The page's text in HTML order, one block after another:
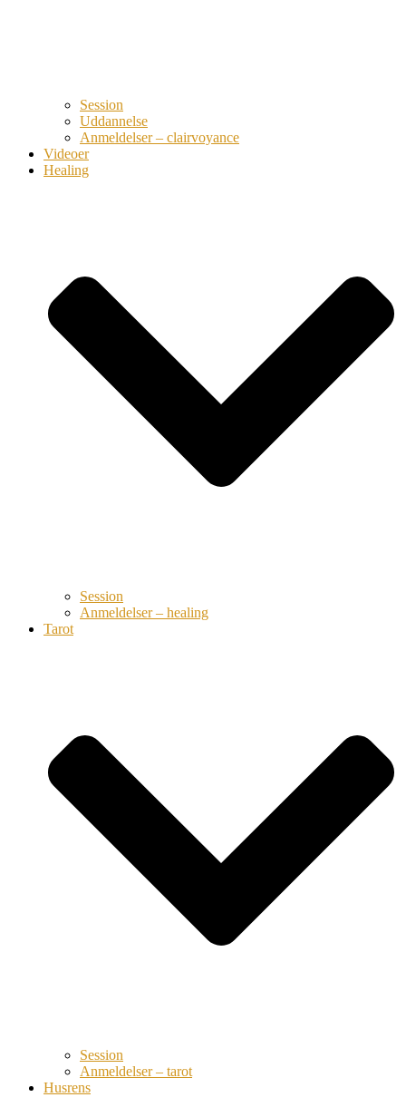
Session
Uddannelse
Anmeldelser – clairvoyance
Videoer
Healing
Session
Anmeldelser – healing
Tarot
Session
Anmeldelser – tarot
Husrens